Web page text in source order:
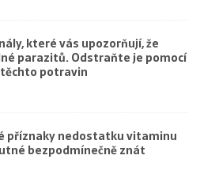
které vás upozorňují, že
parazitů. Odstraňte je pomocí
potravin
příznaky nedostatku vitaminu
bezpodmínečně znát